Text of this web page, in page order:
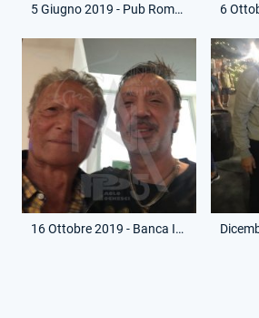
5 Giugno 2019 - Pub Roma - Con Vincenzo D'Amico
16 Ottobre 2019 - Banca Intesa-San Paolo - Con Sergio Cragnotti